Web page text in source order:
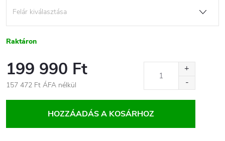
Raktáron
199 990 Ft
157 472 Ft ÁFA nélkül
HOZZÁADÁS A KOSÁRHOZ